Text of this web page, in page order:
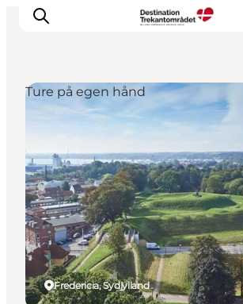
LEGOLAND® Billund Resort
Byer
Det sker
Overnatning
Planlæg din rejse
Køb
Fredericia, Sydjylland
Ture på egen hånd